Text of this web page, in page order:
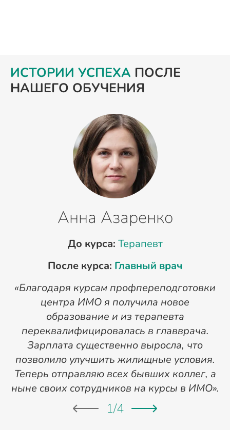
ИСТОРИИ УСПЕХА ПОСЛЕ
НАШЕГО ОБУЧЕНИЯ
Анна Азаренко
До курса: Терапевт
После курса: Главный врач
«Благодаря курсам профпереподготовки
центра ИМО я получила новое
образование и из терапевта
переквалифицировалась в главврача.
Зарплата существенно выросла, что
позволило улучшить жилищные условия.
Теперь отправляю всех бывших коллег, а
ныне своих сотрудников на курсы в ИМО».
1/4